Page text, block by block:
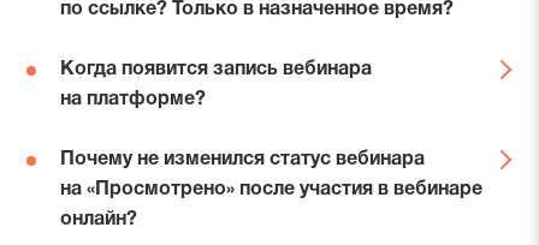
месяца.
по ссылке? Только в назначенное время?
минут до начала вебинара.
Когда появится запись вебинара
на платформе?
в течение двух рабочих дней после его завершения.
Почему не изменился статус вебинара
на «Просмотрено» после участия в вебинаре
онлайн?